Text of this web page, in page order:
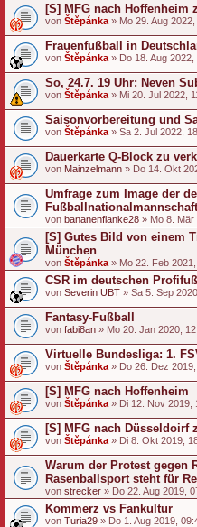
[S] MFG nach Hoffenheim
von Štěpánka » Mo 29. Aug
Frauenfußball in
von Štěpánka » Do 18. Aug 2022,
So, 24.7. 19 Uhr: Neven
von Štěpánka » Mi 20. Jul 2022,
Saisonvorbereitung und
von Štěpánka » Sa 2. Jul 2022,
Dauerkarte Q-Block zu
von Mainzelmann » Do 14. Okt
Umfrage zum Image der
Fußballnationalmannschaft
von bananenflanke28 » Mo 8. Mär
[S] Gutes Bild von einem
München
von Štěpánka » Mo 22. Feb
CSR im deutschen
von Severin UBT » Sa 5. Sep
Fantasy-Fußball
von fabi8an » Mo 20. Jan 2020,
Virtuelle Bundesliga: 1.
von Štěpánka » Do 26. Dez
[S] MFG nach Hoffenheim
von Štěpánka » Di 12. Nov 2019,
[S] MFG nach Düsseldoirf
von Štěpánka » Di 8. Okt 2019,
Warum der Protest gegen
Rasenballsport steht für
von strecker » Do 22. Aug 2019,
Kommerz vs Fankultur
von Turia29 » Do 1. Aug 2019,